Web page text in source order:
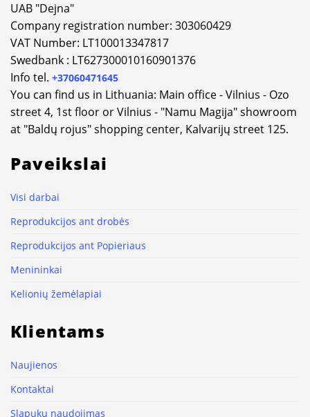
UAB "Dejna"
Company registration number: 303060429
VAT Number: LT100013347817
Swedbank : LT627300010160901376
Info tel. +37060471645
You can find us in Lithuania: Main office - Vilnius - Ozo
street 4, 1st floor or Vilnius - "Namu Magija" showroom
at "Baldų rojus" shopping center, Kalvarijų street 125.
Paveikslai
Visi darbai
Reprodukcijos ant drobės
Reprodukcijos ant Popieriaus
Menininkai
Kelionių žemėlapiai
Klientams
Naujienos
Kontaktai
Slapukų naudojimas